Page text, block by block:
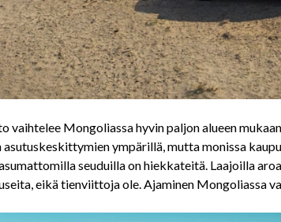
vaihtelee Mongoliassa hyvin paljon alueen
asutuskeskittymien ympärillä, mutta monissa
seuduilla on hiekkateitä. Laajoilla
eikä tienviittoja ole. Ajaminen Mongoliassa